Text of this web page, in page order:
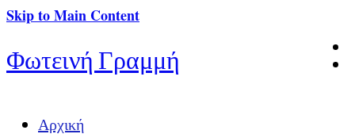
Skip to Main Content
Φωτεινή Γραμμή
Αρχική